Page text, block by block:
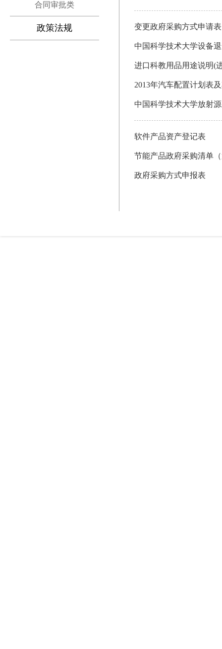
合同审批类
政策法规 变更政府采购方式申请表
中国科学技术大学设备
进口科教用品用途说明(
2013年汽车配置计划表
中国科学技术大学放射
软件产品资产登记表
节能产品政府采购清单
政府采购方式申报表